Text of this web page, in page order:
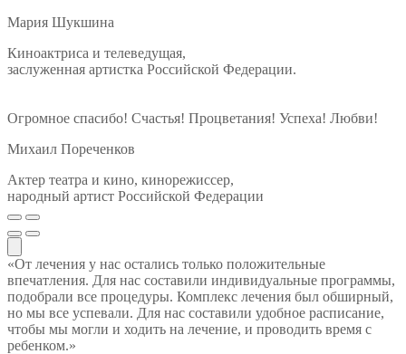
Мария Шукшина
Киноактриса и телеведущая,
заслуженная артистка Российской Федерации.
Огромное спасибо! Счастья! Процветания! Успеха! Любви!
Михаил Пореченков
Актер театра и кино, кинорежиссер,
народный артист Российской Федерации
«От лечения у нас остались только положительные
впечатления. Для нас составили индивидуальные программы,
подобрали все процедуры. Комплекс лечения был обширный,
но мы все успевали. Для нас составили удобное расписание,
чтобы мы могли и ходить на лечение, и проводить время с
ребенком.»